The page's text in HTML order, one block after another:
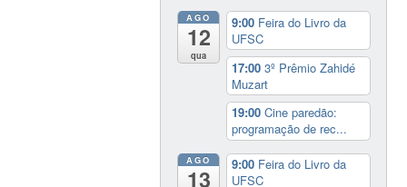
AGO
12
qua
9:00 Feira do Livro da
UFSC
17:003º Prêmio Zahidé
Muzart
19:00Cine paredão:
programação de rec...
AGO
13
9:00 Feira do Livro da
UFSC